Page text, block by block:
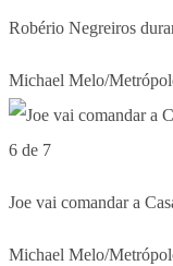
Robério Negreiros
Michael Melo/
6 de 7
Joe vai comandar a
Michael Melo/